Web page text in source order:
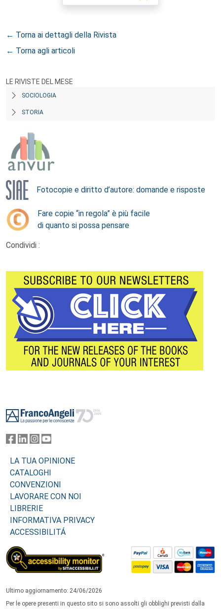
← Torna ai dettagli della Rivista
← Torna agli articoli
LE RIVISTE DEL MESE
SOCIOLOGIA
STORIA
Fotocopie e diritto d’autore: domande e risposte
Fare copie “in regola” è più facile
di quanto si possa pensare
Condividi :
LA TUA OPINIONE
CATALOGHI
CONVENZIONI
LAVORARE CON NOI
LIBRERIE
INFORMATIVA PRIVACY
ACCESSIBILITÁ
Ultimo aggiornamento: 24/06/2026
Per le opere presenti in questo sito si sono assolti gli obblighi previsti dalla